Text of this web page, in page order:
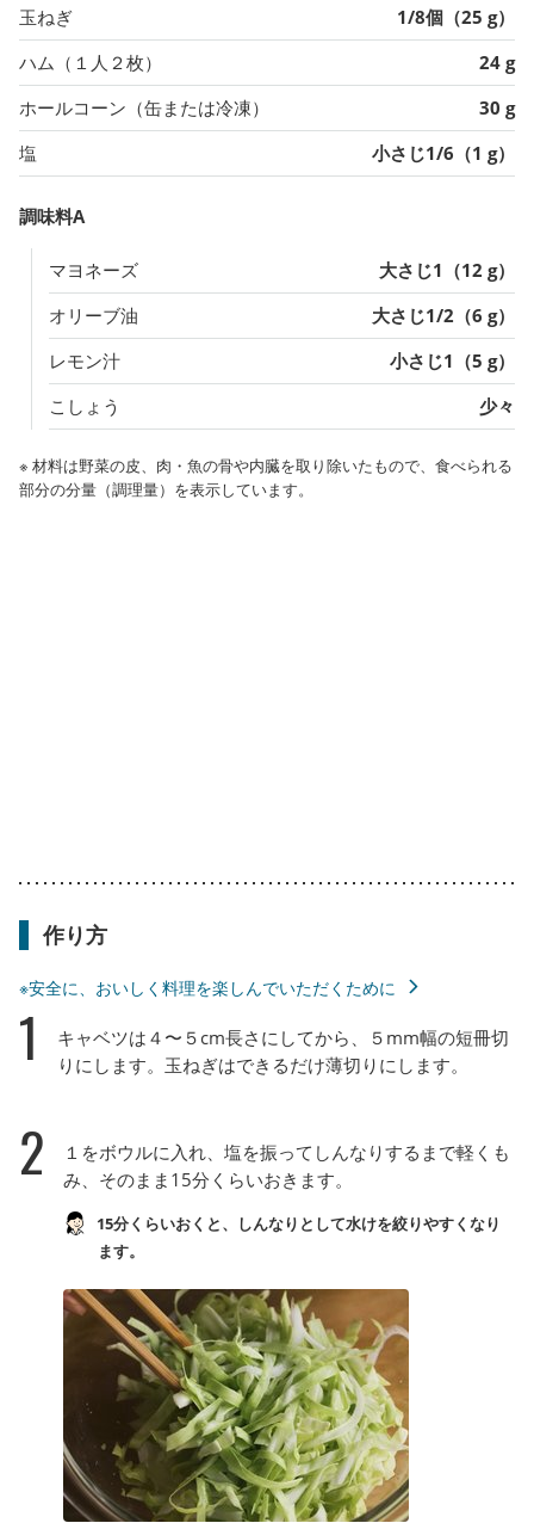
玉ねぎ
1/8個（25 g）
ハム（１人２枚）
24 g
ホールコーン（缶または冷凍）
30 g
塩
小さじ1/6（1 g）
調味料A
マヨネーズ
大さじ1（12 g）
オリーブ油
大さじ1/2（6 g）
レモン汁
小さじ1（5 g）
こしょう
少々
※ 材料は野菜の皮、肉・魚の骨や内臓を取り除いたもので、食べられる
部分の分量（調理量）を表示しています。
作り方
※安全に、おいしく料理を楽しんでいただくために
1
キャベツは４〜５cm長さにしてから、５mm幅の短冊切
りにします。玉ねぎはできるだけ薄切りにします。
2
１をボウルに入れ、塩を振ってしんなりするまで軽くも
み、そのまま15分くらいおきます。
15分くらいおくと、しんなりとして水けを絞りやすくなり
ます。